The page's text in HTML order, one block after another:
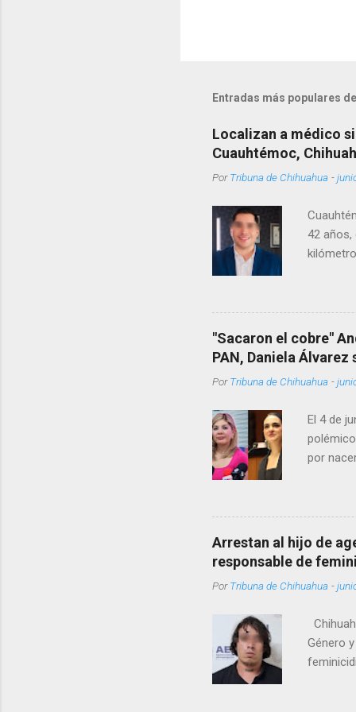
Entradas más populares
Localizan a médico
Cuauhtémoc,
PorTribuna de Chihuahua -
42 años,
Rotario
"Sacaron el cobre"
PAN, Daniela
PorTribuna de Chihuahua -
El 4 de
por
¿Qué tal
tendrá
favor,
han sido
Arrestan al hijo de
responsable de
PorTribuna de Chihuahua -
Género
que